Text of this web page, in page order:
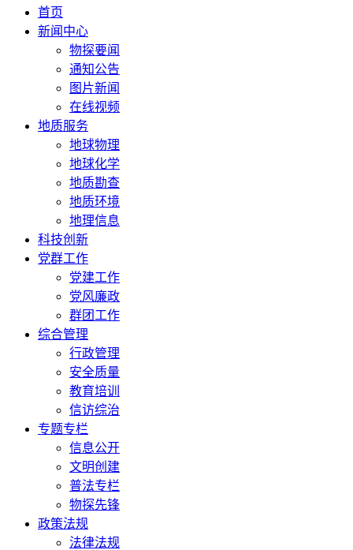
首页
新闻中心
物探要闻
通知公告
图片新闻
在线视频
地质服务
地球物理
地球化学
地质勘查
地质环境
地理信息
科技创新
党群工作
党建工作
党风廉政
群团工作
综合管理
行政管理
安全质量
教育培训
信访综治
专题专栏
信息公开
文明创建
普法专栏
物探先锋
政策法规
法律法规